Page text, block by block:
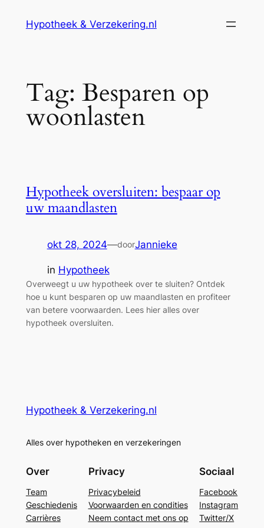
Hypotheek & Verzekering.nl
Tag: Besparen op
woonlasten
Hypotheek oversluiten: bespaar op
uw maandlasten
okt 28, 2024—doorJannieke
in Hypotheek
Overweegt u uw hypotheek over te sluiten? Ontdek
hoe u kunt besparen op uw maandlasten en profiteer
van betere voorwaarden. Lees hier alles over
hypotheek oversluiten.
Hypotheek & Verzekering.nl
Alles over hypotheken en verzekeringen
Over
Team
Geschiedenis
Carrières
Privacy
Privacybeleid
Voorwaarden en condities
Neem contact met ons op
Sociaal
Facebook
Instagram
Twitter/X